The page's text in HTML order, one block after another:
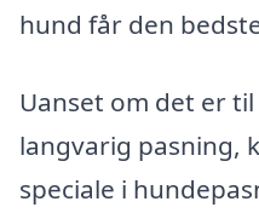
hund får den
Uanset om det er
langvarig pasning,
speciale i